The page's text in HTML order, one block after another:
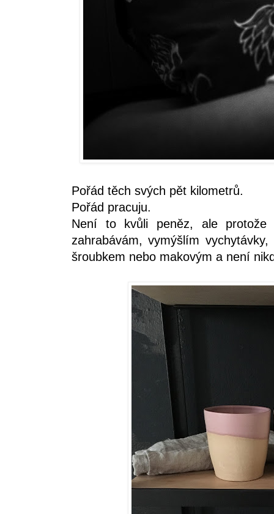
Pořád těch svých pět kilometrů.
Pořád pracuju.
Není to kvůli peněz, ale
zahrabávám, vymýšlím
šroubkem nebo makovým a není